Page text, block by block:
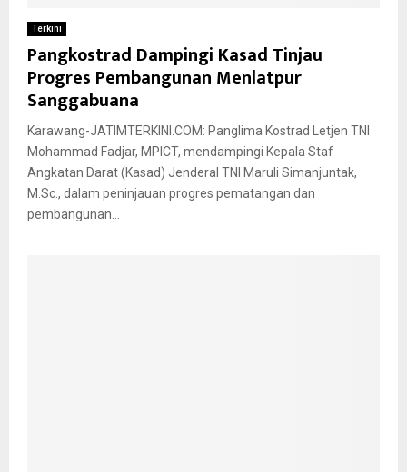
Terkini
Pangkostrad Dampingi Kasad Tinjau
Progres Pembangunan Menlatpur
Sanggabuana
Karawang-JATIMTERKINI.COM: Panglima Kostrad Letjen TNI
Mohammad Fadjar, MPICT, mendampingi Kepala Staf
Angkatan Darat (Kasad) Jenderal TNI Maruli Simanjuntak,
M.Sc., dalam peninjauan progres pematangan dan
pembangunan...